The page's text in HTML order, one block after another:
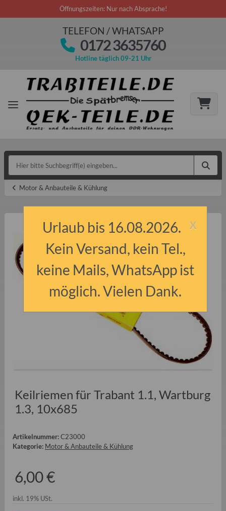
Öffnungszeiten: Nur nach Absprache!
TELEFON / WHATSAPP
0172 3635760
Hotline täglich 09-21 Uhr
Motor & Anbauteile & Kühlung
Keilriemen für Trabant 1.1, Wartburg
1.3, 10x685
Artikelnummer:C23000
Kategorie: Motor & Anbauteile & Kühlung
6,00 €
inkl. 19% USt.
x
Urlaub bis 16.08.2026.
Kein Versand, kein Tel.,
keine Mails, WhatsApp ist
möglich. Vielen Dank.